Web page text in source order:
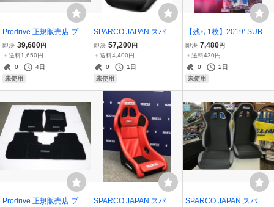
Prodrive 正規販売店 プロ
ドライブ フロアマット ス
バル インプレッサ GD型
MT車用 前後5枚組 黒／青
ステッチ(特注色)
即決 39,600円
＋送料1,650円
0
4日
未使用
SPARCO JAPAN スパル
コ SPRINT+ バケットシー
ト 1脚 黒/ファブリック お
取寄品 国内正規品＆メー
カー直送
即決 57,200円
＋送料4,400円
0
1日
未使用
【残り1枚】2019’ SUBA
RU MOTARSPORTS USA
POLO シャツ サイズXL
即決 7,480円
＋送料430円
0
2日
未使用
Prodrive 正規販売店 プロ
SPARCO JAPAN スパル
SPARCO JAPAN スパル